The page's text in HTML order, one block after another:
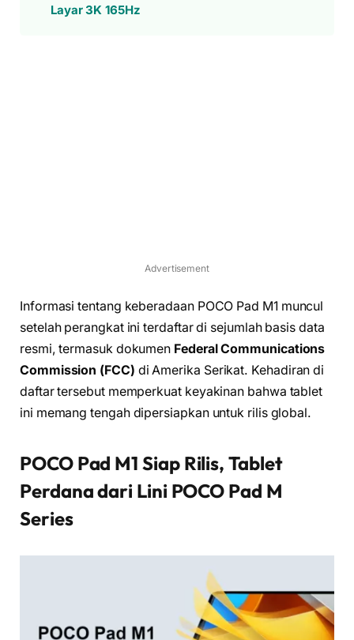
Layar 3K 165Hz
Advertisement
Informasi tentang keberadaan POCO Pad M1 muncul
setelah perangkat ini terdaftar di sejumlah basis data
resmi, termasuk dokumen Federal Communications
Commission (FCC) di Amerika Serikat. Kehadiran di
daftar tersebut memperkuat keyakinan bahwa tablet
ini memang tengah dipersiapkan untuk rilis global.
POCO Pad M1 Siap Rilis, Tablet
Perdana dari Lini POCO Pad M
Series